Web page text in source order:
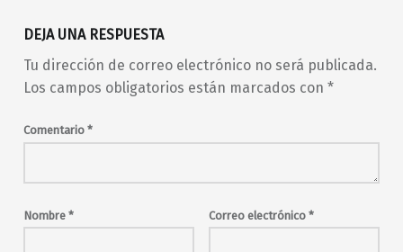
DEJA UNA RESPUESTA
Tu dirección de correo electrónico no será publicada.
Los campos obligatorios están marcados con *
Comentario *
Nombre * Correo electrónico *